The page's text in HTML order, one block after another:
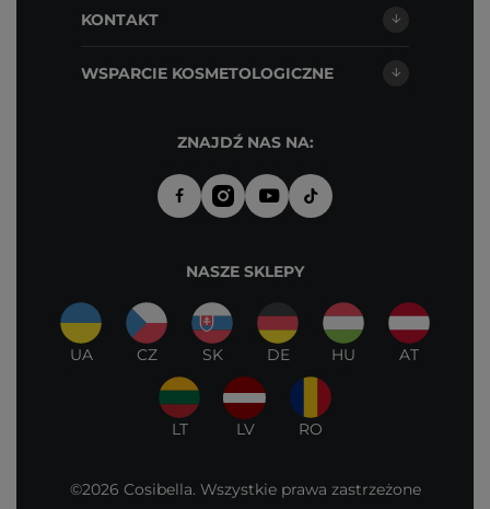
KONTAKT
WSPARCIE KOSMETOLOGICZNE
ZNAJDŹ NAS NA:
NASZE SKLEPY
UA CZ SK DE HU AT
LT LV RO
©2026 Cosibella. Wszystkie prawa zastrzeżone